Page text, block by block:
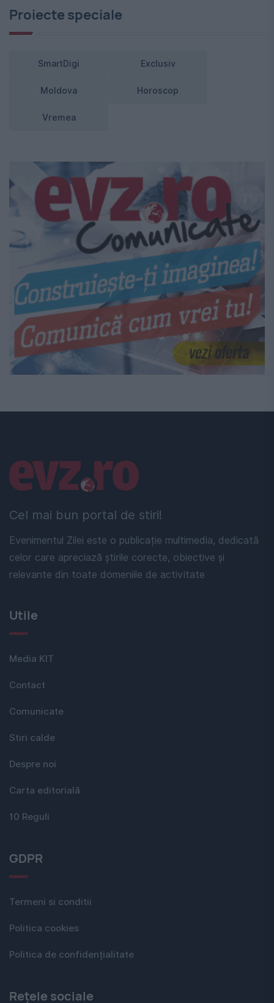
Proiecte speciale
SmartDigi Exclusiv
Moldova Horoscop
Vremea
Cel mai bun portal de stiri!
Evenimentul Zilei este o publicație multimedia, dedicată
celor care apreciază știrile corecte, obiective și
relevante din toate domeniile de activitate
Linkuri utile
Utile
Media KIT
Contact
Comunicate
Stiri calde
Despre noi
Carta editorială
10 Reguli
GDPR
Termeni si conditii
Politica cookies
Politica de confidențialitate
Rețele sociale